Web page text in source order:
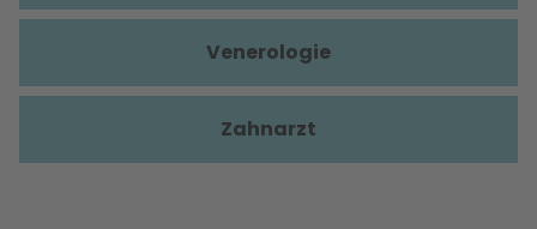
Venerologie
Zahnarzt